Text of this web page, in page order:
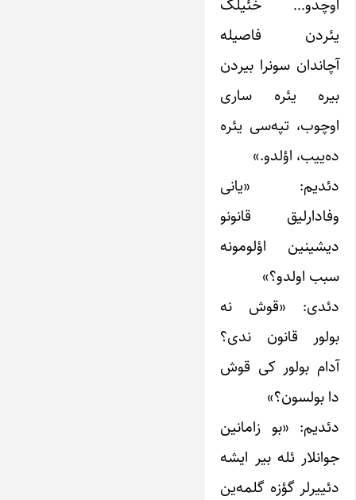
یئردن فاصیله
آچاندان سونرا بیردن
بیره یئره ساری
اوچوب، تپه‌سی یئره
ده‌ییب، اؤلدو.»
دئدیم: «یانی
وفادارلیق قانونو
دیشینین اؤلومونه
سبب اولدو؟»
دئدی: «قوش نه
بولور قانون ندی؟
آدام بولور کی قوش
دا بولسون؟»
دئدیم: «بو زامانین
جوانلار ئله بیر ایشه
دئییرلر گؤزه گلمه‌ین